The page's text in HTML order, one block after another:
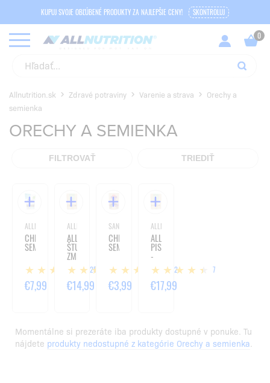
KUPUJ SVOJE OBĽÚBENÉ PRODUKTY ZA NAJLEPŠIE CENY! SKONTROLUJ
Allnutrition.sk Zdravé potraviny Varenie a strava
Orechy a
semienka
ORECHY A SEMIENKA
FILTROVAŤ TRIEDIŤ
ALLNUTRITION
CHIA
SEMIENKA
125
€7,99
ALLNUTRITION
ALLNATURE
ŠTUDENTSKÁ
ZMES
1000G 7
€14,99
SANTE
CHIA
SEMIENKA
22
€3,99
ALLNUTRITION
ALLNATURE
PISTÁCIE
-
500G 7
€17,99
Momentálne si prezeráte iba produkty dostupné v ponuke. Tu
nájdete produkty nedostupné z kategórie Orechy a semienka